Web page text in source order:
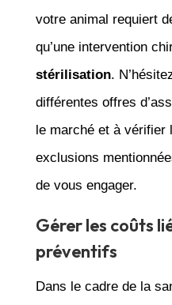
votre animal requiert
qu’une intervention
stérilisation.
différentes offres
le marché et à vérifier
exclusions
de vous engager.
Gérer les coûts
préventifs
Dans le cadre de la